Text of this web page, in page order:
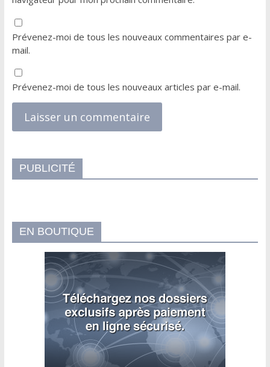
Prévenez-moi de tous les nouveaux commentaires par e-
mail.
Prévenez-moi de tous les nouveaux articles par e-mail.
PUBLICITÉ
EN BOUTIQUE